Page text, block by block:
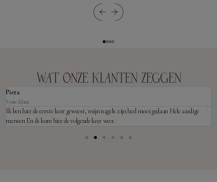
WAT ONZE KLANTEN ZEGGEN
Pieta
Vaste klant
Ik ben hier de eerste keer geweest, mijn nagels zijn heel mooi gedaan Hele aardige
mensen En ik kom hier de volgende keer weer.